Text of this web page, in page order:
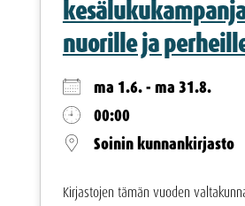
nuorille ja
ma 1.6. - ma 31.8.
00:00
Soinin kunnankirjasto
Kirjastojen tämän vuoden